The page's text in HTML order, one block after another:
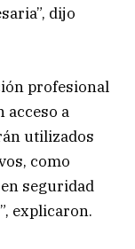
dijo
profesional
acceso a
utilizados
como
seguridad
explicaron.